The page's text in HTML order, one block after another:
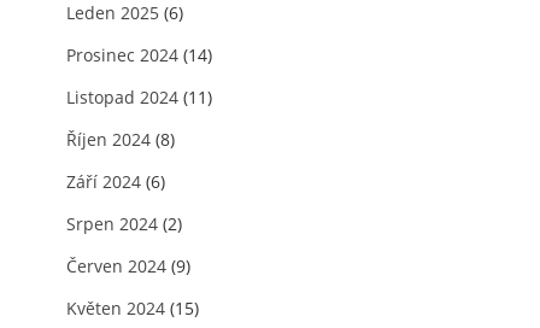
Leden 2025 (6)
Prosinec 2024 (14)
Listopad 2024 (11)
Říjen 2024 (8)
Září 2024 (6)
Srpen 2024 (2)
Červen 2024 (9)
Květen 2024 (15)